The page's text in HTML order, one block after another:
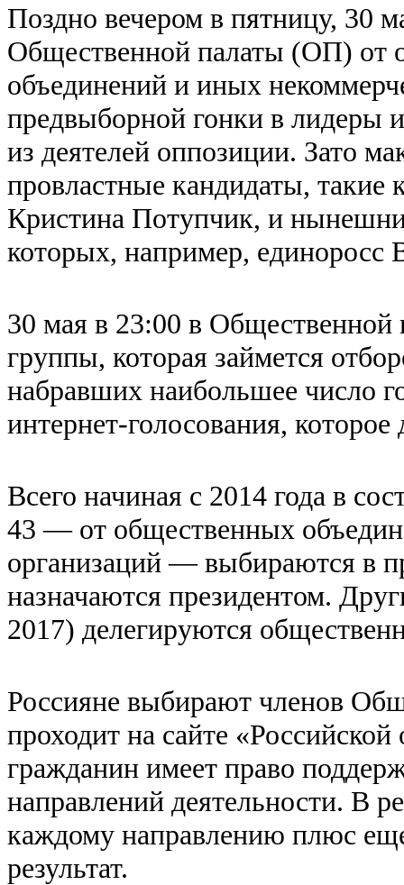
Поздно вечером в пятницу, 30
Общественной палаты (ОП) от
объединений и иных
предвыборной гонки в лидеры
из деятелей оппозиции. Зато
провластные кандидаты,
Кристина Потупчик, и
которых, например,
30 мая в 23:00 в Общественной
группы, которая займется
набравших наибольшее число
интернет-голосования,
Всего начиная с 2014 года в
43 — от общественных
организаций — выбираются в
назначаются президентом.
2017) делегируются
Россияне выбирают членов
проходит на сайте
гражданин имеет право
направлений деятельности. В
каждому направлению плюс
результат.